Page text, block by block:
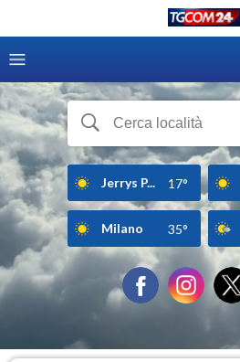
Jerrys P... 17°
Milano 35°